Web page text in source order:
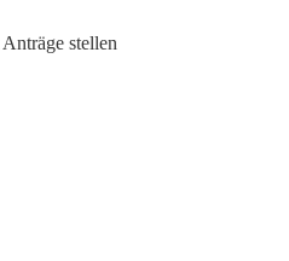
Anträge stellen